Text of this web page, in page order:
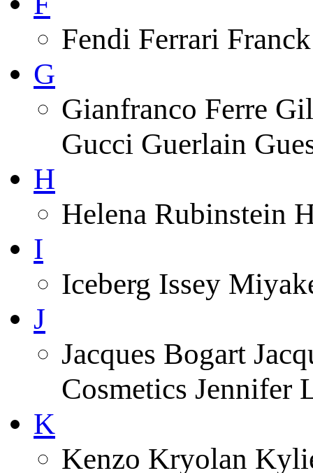
Fendi Ferrari
G
Gianfranco Ferre
Gucci Guerlain
H
Helena Rubinstein
I
Iceberg Issey
J
Jacques Bogart
Cosmetics Jennifer
K
Kenzo Kryolan